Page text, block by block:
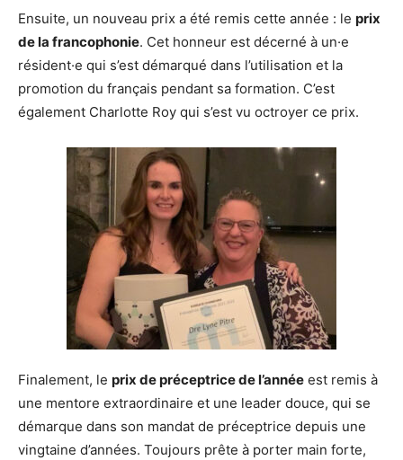
Ensuite, un nouveau prix a été remis cette année : le prix
de la francophonie. Cet honneur est décerné à un·e
résident·e qui s’est démarqué dans l’utilisation et la
promotion du français pendant sa formation. C’est
également Charlotte Roy qui s’est vu octroyer ce prix.
Finalement, le prix de préceptrice de l’année est remis à
une mentore extraordinaire et une leader douce, qui se
démarque dans son mandat de préceptrice depuis une
vingtaine d’années. Toujours prête à porter main forte,